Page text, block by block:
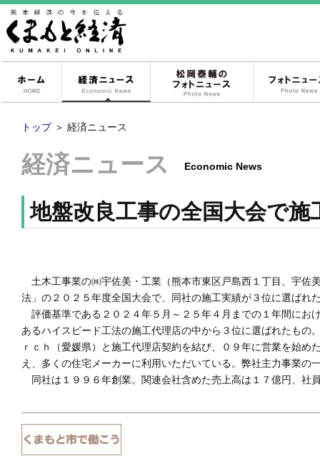
経済ニュース
トップ ＞ 経済ニュース
経済ニュース Economic News
地盤改良工事の全国大会で
土木工事業の㈱宇佐美・工業（熊本市東区戸島西１丁目、宇佐
法」の２０２５年度全国大会で、同社の施工実績が３位に選ばれ
評価基準である２０２４年５月～２５年４月までの１年間にお
あるハイスピード工法の施工代理店の中から３位に選ばれたも
ｒｃｈ（愛媛県）と施工代理店契約を結び、０９年に営業を始
え、多くの住宅メーカーに利用いただいている。弊社主力事業
同社は１９９６年創業。関連会社含めた売上高は１７億円、社